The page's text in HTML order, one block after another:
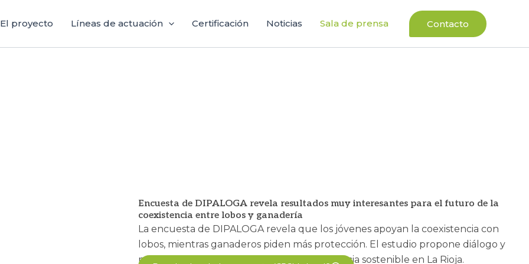
El proyecto Líneas de actuación Certificación Noticias Sala de prensa Contacto
Encuesta de DIPALOGA revela resultados muy interesantes para el futuro de la
coexistencia entre lobos y ganadería
La encuesta de DIPALOGA revela que los jóvenes apoyan la coexistencia con
lobos, mientras ganaderos piden más protección. El estudio propone diálogo y
medidas prácticas para fomentar la convivencia sostenible en La Rioja.